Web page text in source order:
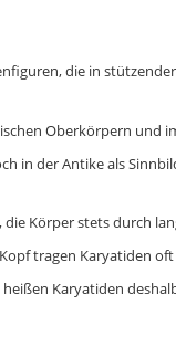
die in
Oberkörpern und
in der Antike als
Körper stets durch
tragen Karyatiden
Karyatiden